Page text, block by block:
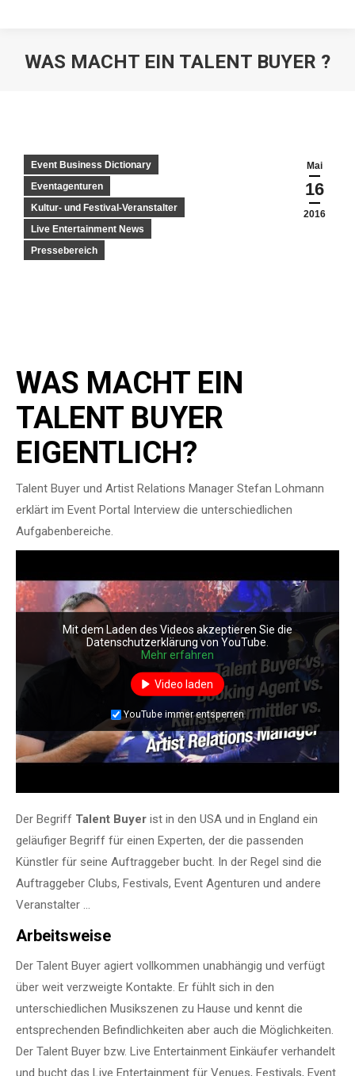
WAS MACHT EIN TALENT BUYER ?
Mai
16
2016
Event Business Dictionary
Eventagenturen
Kultur- und Festival-Veranstalter
Live Entertainment News
Pressebereich
WAS MACHT EIN
TALENT BUYER
EIGENTLICH?
Talent Buyer und Artist Relations Manager Stefan Lohmann
erklärt im Event Portal Interview die unterschiedlichen
Aufgabenbereiche.
Mit dem Laden des Videos akzeptieren Sie die
Datenschutzerklärung von YouTube.
Mehr erfahren
Video laden
YouTube immer entsperren
Der Begriff Talent Buyer ist in den USA und in England ein
geläufiger Begriff für einen Experten, der die passenden
Künstler für seine Auftraggeber bucht. In der Regel sind die
Auftraggeber Clubs, Festivals, Event Agenturen und andere
Veranstalter …
Arbeitsweise
Der Talent Buyer agiert vollkommen unabhängig und verfügt
über weit verzweigte Kontakte. Er fühlt sich in den
unterschiedlichen Musikszenen zu Hause und kennt die
entsprechenden Befindlichkeiten aber auch die Möglichkeiten.
Der Talent Buyer bzw. Live Entertainment Einkäufer verhandelt
und bucht das Live Entertainment für Venues, Festivals, Event